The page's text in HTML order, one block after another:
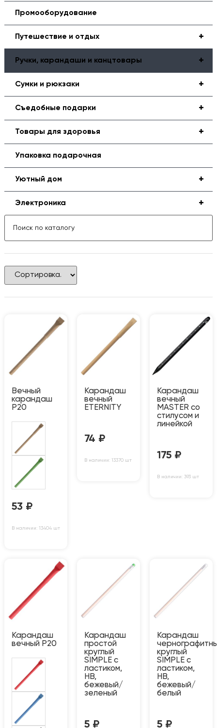
Промооборудование
+
Путешествие и отдых
+
Ручки, карандаши и канцтовары
+
Сумки и рюкзаки
+
Съедобные подарки
+
Товары для здоровья
Упаковка подарочная
+
Уютный дом
+
Электроника
Вечный
карандаш
P20
53 ₽
В наличии: 13404 шт
Карандаш
вечный
ETERNITY
74 ₽
В наличии: 13370 шт
Карандаш
вечный
MASTER со
стилусом и
линейкой
175 ₽
В наличии: 393 шт
Карандаш
вечный P20
Карандаш
простой
круглый
SIMPLE с
ластиком,
HB,
бежевый/
зеленый
5 ₽
Карандаш
круглый
SIMPLE с
ластиком,
HB,
бежевый/
белый
5 ₽